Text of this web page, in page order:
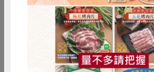
2012-07-01生活提案 支持本土農
RPET 食譜
雞蛋 食安 共同購買